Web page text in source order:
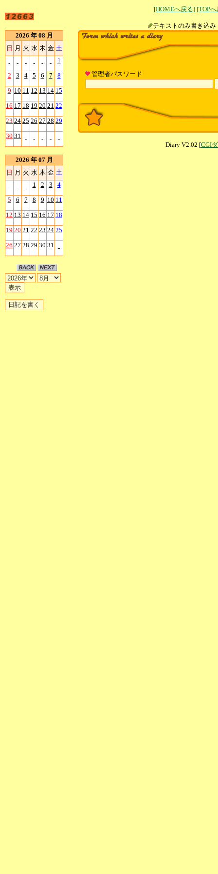
[HOMEへ戻る] [TOP
テキストのみ書
2026 年 08 月
日 月 火 水 木 金 土
- - - - - - 1
2 3 4 5 6 7 8
9 10 11 12 13 14 15
16 17 18 19 20 21 22
23 24 25 26 27 28 29
30 31 - - - - -
2026 年 07 月
日 月 火 水 木 金 土
- - - 1 2 3 4
5 6 7 8 9 10 11
12 13 14 15 16 17 18
19 20 21 22 23 24 25
26 27 28 29 30 31 -
管理者パスワード
Diary V2.02 [CGI